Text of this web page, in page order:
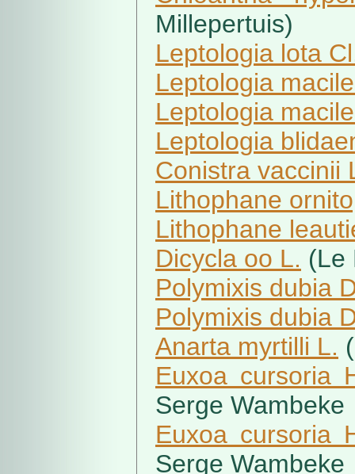
Millepertuis)
Leptologia lota
Leptologia
Leptologia
Leptologia
Conistra vaccinii
Lithophane
Lithophane
Dicycla oo L. (Le
Polymixis dubia
Polymixis dubia
Anarta myrtilli L.
Euxoa cursoria
Serge Wambeke
Euxoa cursoria
Serge Wambeke